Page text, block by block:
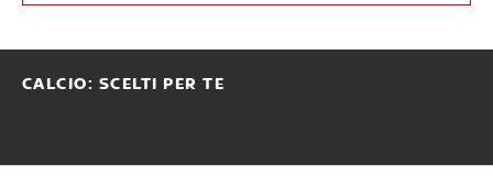
CALCIO: SCELTI PER TE